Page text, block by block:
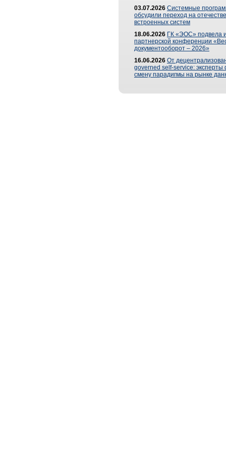
03.07.2026 Системные
обсудили переход на
встроенных систем
18.06.2026 ГК «ЭОС» подвела
партнерской конференции
документооборот – 2026»
16.06.2026 От
governed self-service: эксперты
смену парадигмы на рынке